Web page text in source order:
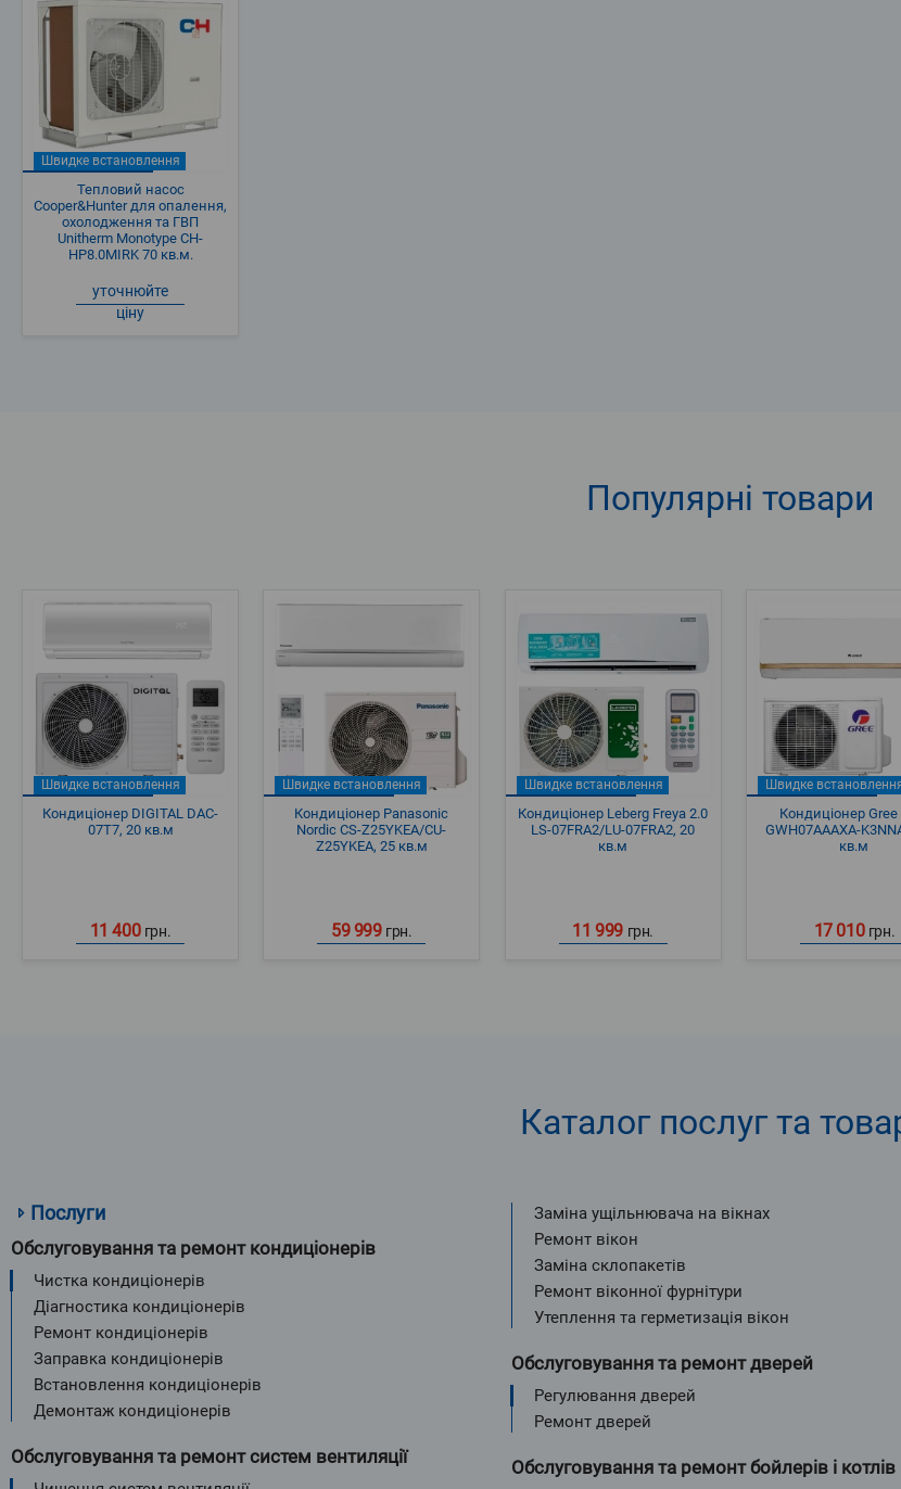
Швидке встановлення
Тепловий насос
Cooper&Hunter для опалення,
охолодження та ГВП
Unitherm Monotype CH-
HP8.0MIRK 70 кв.м.
уточнюйте
ціну
Популярні товари
Швидке встановлення
Кондиціонер DIGITAL DAC-
07T7, 20 кв.м
11 400 грн.
Швидке встановлення
Кондиціонер Panasonic
Nordic CS-Z25YKEA/CU-
Z25YKEA, 25 кв.м
59 999 грн.
Швидке встановлення
Кондиціонер Leberg Freya 2.0
LS-07FRA2/LU-07FRA2, 20
кв.м
11 999 грн.
Швидке
Кондиціонер Gree
GWH07AAAXA-
кв.м
17 010 грн.
Каталог послуг та
Послуги
Обслуговування та ремонт кондиціонерів
Чистка кондиціонерів
Діагностика кондиціонерів
Ремонт кондиціонерів
Заправка кондиціонерів
Встановлення кондиціонерів
Демонтаж кондиціонерів
Обслуговування та ремонт систем вентиляції
Заміна ущільнювача на вікнах
Ремонт вікон
Заміна склопакетів
Ремонт віконної фурнітури
Утеплення та герметизація вікон
Обслуговування та ремонт дверей
Регулювання дверей
Ремонт дверей
Обслуговування та ремонт бойлерів і котлів